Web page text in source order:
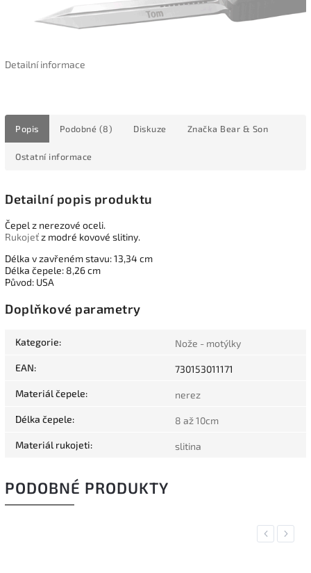
Detailní informace
Popis Podobné (8) Diskuze Značka Bear & Son
Ostatní informace
Detailní popis produktu
Čepel z nerezové oceli.
Rukojeťz modré kovové slitiny.
Délka v zavřeném stavu: 13,34 cm
Délka čepele: 8,26 cm
Původ: USA
Doplňkové parametry
Kategorie: Nože - motýlky
EAN: 730153011171
Materiál čepele: nerez
Délka čepele: 8 až 10cm
Materiál rukojeti: slitina
PODOBNÉ PRODUKTY
Previous
Next